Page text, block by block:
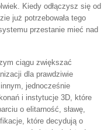
Kiedy odłączysz się od
już potrzebowała tego
przestanie mieć nad
ciągu zwiększać
dla prawdziwie
jednocześnie
i instytucje 3D, które
o elitarność, sławę,
które decydują o